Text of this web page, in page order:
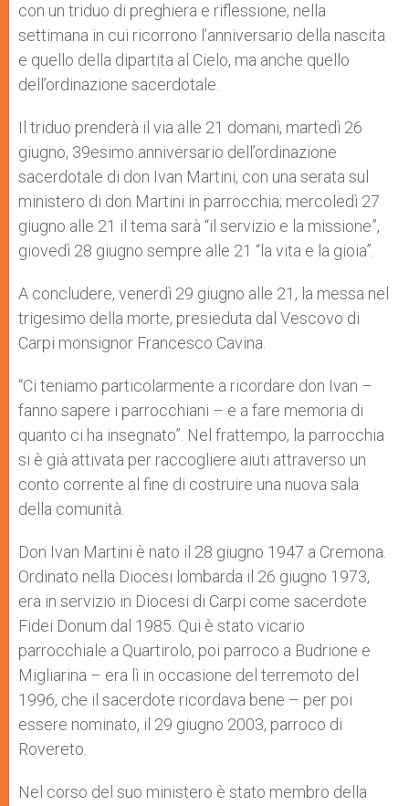
con un triduo di preghiera e riflessione, nella
settimana in cui ricorrono l’anniversario della nascita
e quello della dipartita al Cielo, ma anche quello
dell’ordinazione sacerdotale.
Il triduo prenderà il via alle 21 domani, martedì 26
giugno, 39esimo anniversario dell’ordinazione
sacerdotale di don Ivan Martini, con una serata sul
ministero di don Martini in parrocchia; mercoledì 27
giugno alle 21 il tema sarà “il servizio e la missione”,
giovedì 28 giugno sempre alle 21 “la vita e la gioia”.
A concludere, venerdì 29 giugno alle 21, la messa nel
trigesimo della morte, presieduta dal Vescovo di
Carpi monsignor Francesco Cavina.
“Ci teniamo particolarmente a ricordare don Ivan –
fanno sapere i parrocchiani – e a fare memoria di
quanto ci ha insegnato”. Nel frattempo, la parrocchia
si è già attivata per raccogliere aiuti attraverso un
conto corrente al fine di costruire una nuova sala
della comunità.
Don Ivan Martini è nato il 28 giugno 1947 a Cremona.
Ordinato nella Diocesi lombarda il 26 giugno 1973,
era in servizio in Diocesi di Carpi come sacerdote
Fidei Donum dal 1985. Qui è stato vicario
parrocchiale a Quartirolo, poi parroco a Budrione e
Migliarina – era lì in occasione del terremoto del
1996, che il sacerdote ricordava bene – per poi
essere nominato, il 29 giugno 2003, parroco di
Rovereto.
Nel corso del suo ministero è stato membro della